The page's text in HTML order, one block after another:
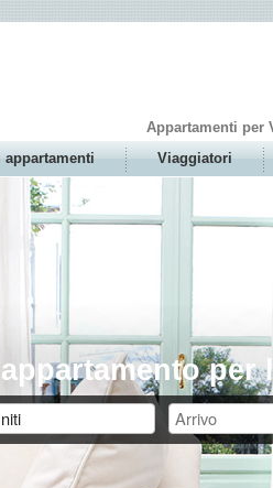
Appartamenti per
appartamenti Viaggiatori
per